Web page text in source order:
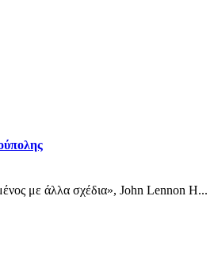
με άλλα σχέδια», John Lennon Η...